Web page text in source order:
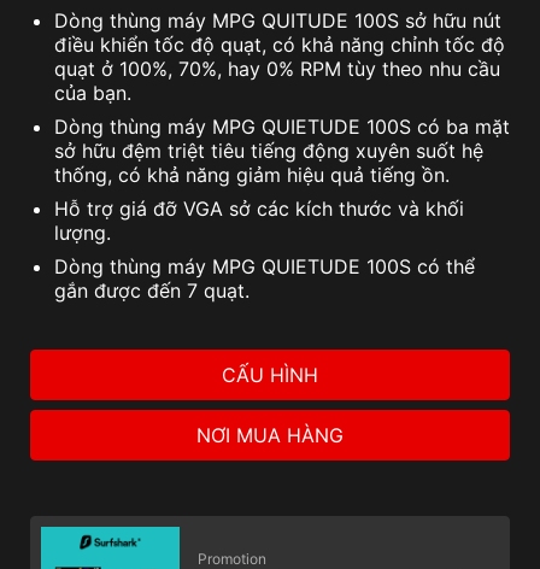
Dòng thùng máy MPG QUITUDE 100S sở hữu nút
điều khiển tốc độ quạt, có khả năng chỉnh tốc độ
quạt ở 100%, 70%, hay 0% RPM tùy theo nhu cầu
của bạn.
Dòng thùng máy MPG QUIETUDE 100S có ba mặt
sở hữu đệm triệt tiêu tiếng động xuyên suốt hệ
thống, có khả năng giảm hiệu quả tiếng ồn.
Hỗ trợ giá đỡ VGA sở các kích thước và khối
lượng.
Dòng thùng máy MPG QUIETUDE 100S có thể
gắn được đến 7 quạt.
CẤU HÌNH
NƠI MUA HÀNG
Promotion